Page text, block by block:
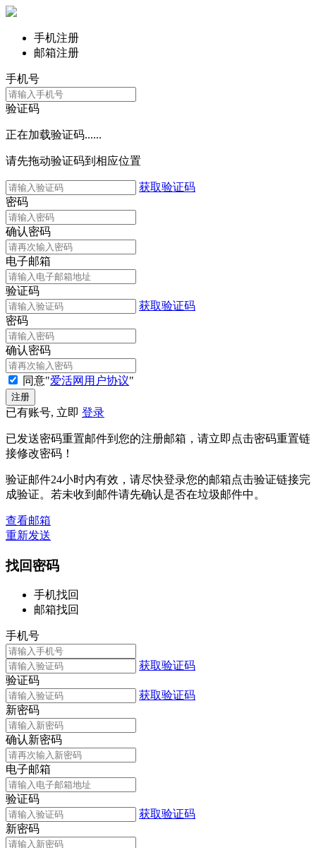
手机注册
邮箱注册
手机号
验证码
正在加载验证码......
请先拖动验证码到相应位置
获取验证码
密码
确认密码
电子邮箱
验证码
获取验证码
密码
确认密码
同意"爱活网用户协议"
已有账号, 立即 登录
已发送密码重置邮件到您的注册邮箱，请立即点击密码重置链
接修改密码！
验证邮件24小时内有效，请尽快登录您的邮箱点击验证链接完
成验证。若未收到邮件请先确认是否在垃圾邮件中。
查看邮箱
重新发送
找回密码
手机找回
邮箱找回
手机号
获取验证码
验证码
获取验证码
新密码
确认新密码
电子邮箱
验证码
获取验证码
新密码